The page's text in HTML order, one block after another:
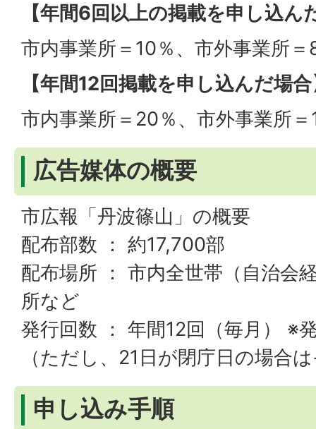
【年間6回以上の掲載を申し込ん
市内事業所＝10％、市外事業所＝
【年間12回掲載を申し込んだ場
市内事業所＝20％、市外事業所＝
広告媒体の概要
市広報「丹波篠山」の概要
配布部数 ： 約17,700部
配布場所 ： 市内全世帯（自治会
所など
発行回数 ： 年間12回（毎月） ※
（ただし、21日が閉庁日の場合
申し込み手順